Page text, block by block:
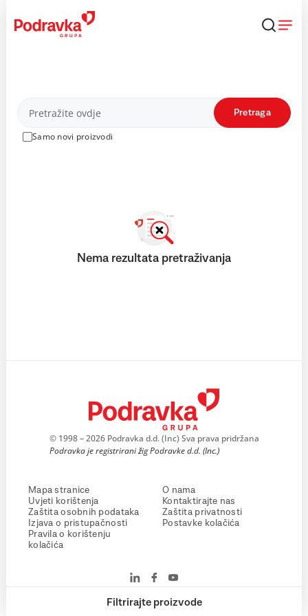
content
Proizvodi
Samo novi proizvodi
Pretraga
Filtrirajte proizvode
Nema rezultata pretraživanja
© 1998 – 2026 Podravka d.d. (Inc) Sva prava pridržana
Podravka je registrirani žig Podravke d.d. (Inc.)
Mapa stranice
Uvjeti korištenja
Zaštita osobnih podataka
Izjava o pristupačnosti
Pravila o korištenju
kolačića
O nama
Kontaktirajte nas
Zaštita privatnosti
Postavke kolačića